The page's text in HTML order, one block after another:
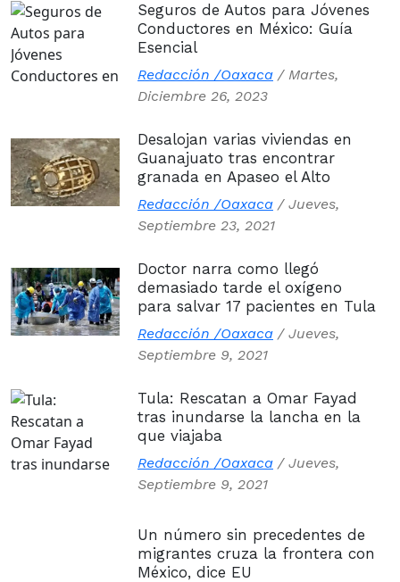
Seguros de Autos para Jóvenes
Conductores en México: Guía
Esencial
Redacción /Oaxaca / Martes,
Diciembre 26, 2023
Desalojan varias viviendas en
Guanajuato tras encontrar
granada en Apaseo el Alto
Redacción /Oaxaca / Jueves,
Septiembre 23, 2021
Doctor narra como llegó
demasiado tarde el oxígeno
para salvar 17 pacientes en Tula
Redacción /Oaxaca / Jueves,
Septiembre 9, 2021
Tula: Rescatan a Omar Fayad
tras inundarse la lancha en la
que viajaba
Redacción /Oaxaca / Jueves,
Septiembre 9, 2021
Un número sin precedentes de
migrantes cruza la frontera con
México, dice EU